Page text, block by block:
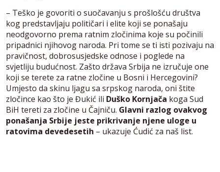
– Teško je govoriti o suočavanju s prošlošću društva
kog predstavljaju političari i elite koji se ponašaju
neodgovorno prema ratnim zločinima koje su počinili
pripadnici njihovog naroda. Pri tome se ti isti pozivaju na
pravičnost, dobrosusjedske odnose i poglede na
svjetliju budućnost. Zašto država Srbija ne izručuje one
koji se terete za ratne zločine u Bosni i Hercegovini?
Umjesto da skinu ljagu sa srpskog naroda, oni štite
zločince kao što je Đukić ili Duško Kornjača koga Sud
BiH tereti za zločine u Čajniču. Glavni razlog ovakvog
ponašanja Srbije jeste prikrivanje njene uloge u
ratovima devedesetih – ukazuje Ćudić za naš list.